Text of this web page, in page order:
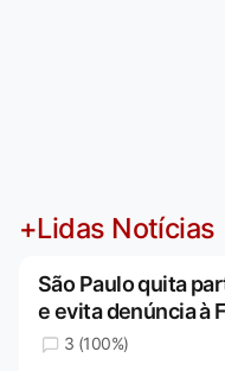
+Lidas Notícias
São Paulo quita
e evita denúncia à
3 (100%)